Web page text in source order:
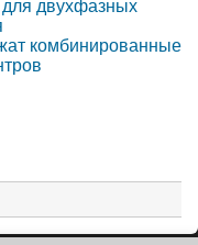
двухфазных
комбинированные